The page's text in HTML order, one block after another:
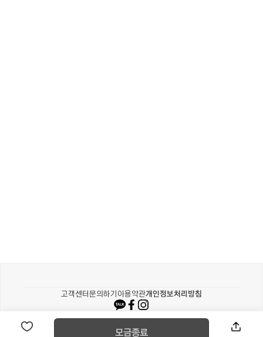
모금종료
카카오같이가치
고객센터문의하기이용약관개인정보처리방침
© Kakao corp